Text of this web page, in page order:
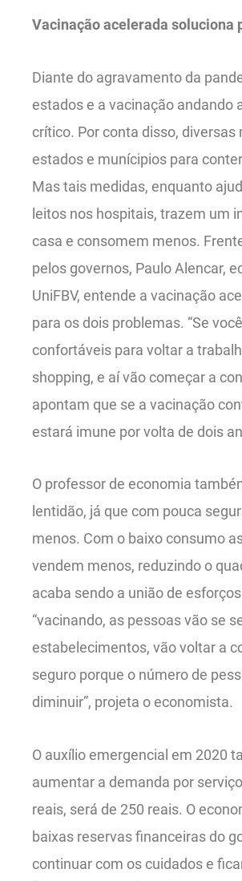
Vacinação acelerada soluciona
Diante do agravamento da
estados e a vacinação andando
crítico. Por conta disso,
estados e munícipios para
Mas tais medidas, enquanto
leitos nos hospitais, trazem um
casa e consomem menos.
pelos governos, Paulo Alencar,
UniFBV, entende a vacinação
para os dois problemas. “Se
confortáveis para voltar a
shopping, e aí vão começar a
apontam que se a vacinação
estará imune por volta de dois
O professor de economia
lentidão, já que com pouca
menos. Com o baixo consumo
vendem menos, reduzindo o
acaba sendo a união de
“vacinando, as pessoas vão se
estabelecimentos, vão voltar a
seguro porque o número de
diminuir”, projeta o economista.
O auxílio emergencial em 2020
aumentar a demanda por
reais, será de 250 reais. O
baixas reservas financeiras do
continuar com os cuidados e